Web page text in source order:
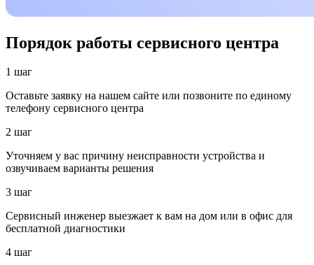
Порядок работы сервисного центра
1 шаг
Оставьте заявку на нашем сайте или позвоните по единому
телефону сервисного центра
2 шаг
Уточняем у вас причину неисправности устройства и
озвучиваем варианты решения
3 шаг
Сервисный инженер выезжает к вам на дом или в офис для
бесплатной диагностики
4 шаг